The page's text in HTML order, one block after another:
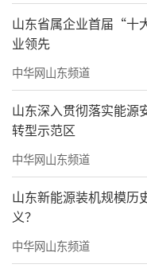
山东省属企业首届“
业领先
中华网山东频道
山东深入贯彻落实能源
转型示范区
中华网山东频道
山东新能源装机规模历
义？
中华网山东频道